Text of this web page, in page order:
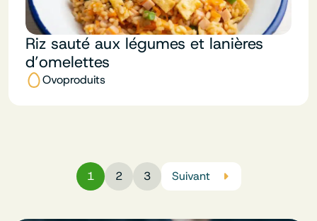
Riz sauté aux légumes et lanières
d’omelettes
Ovoproduits
1 2 3 Suivant